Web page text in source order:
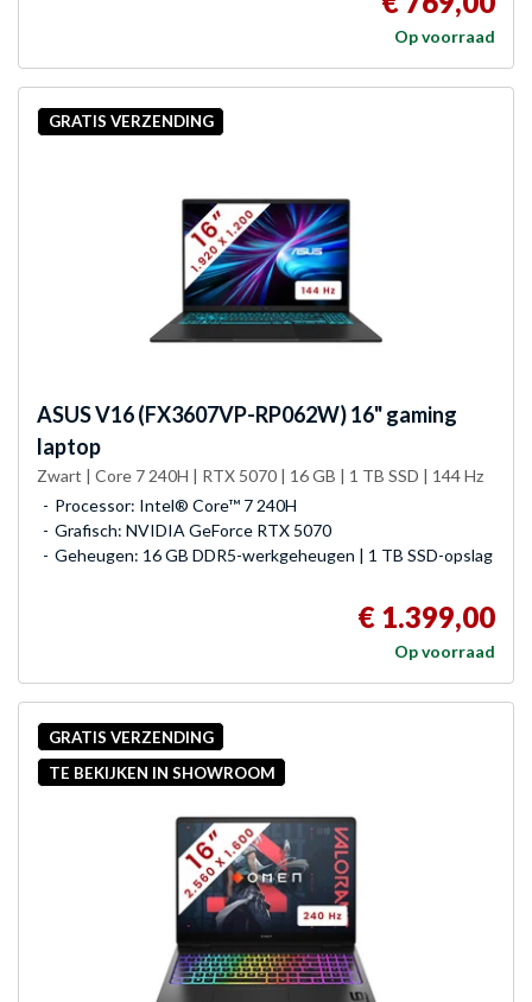
Op voorraad
GRATIS VERZENDING
ASUSV16 (FX3607VP-RP062W) 16" gaming
laptop
Zwart | Core 7 240H | RTX 5070 | 16 GB | 1 TB SSD | 144 Hz
Processor: Intel® Core™ 7 240H
Grafisch: NVIDIA GeForce RTX 5070
Geheugen: 16 GB DDR5-werkgeheugen | 1 TB SSD-opslag
€ 1.399,00
Op voorraad
GRATIS VERZENDING
TE BEKIJKEN IN SHOWROOM